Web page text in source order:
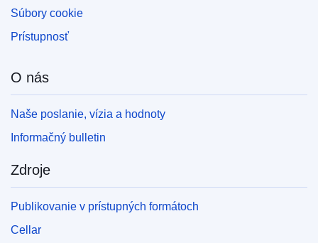
Súbory cookie
Prístupnosť
O nás
Naše poslanie, vízia a hodnoty
Informačný bulletin
Zdroje
Publikovanie v prístupných formátoch
Cellar